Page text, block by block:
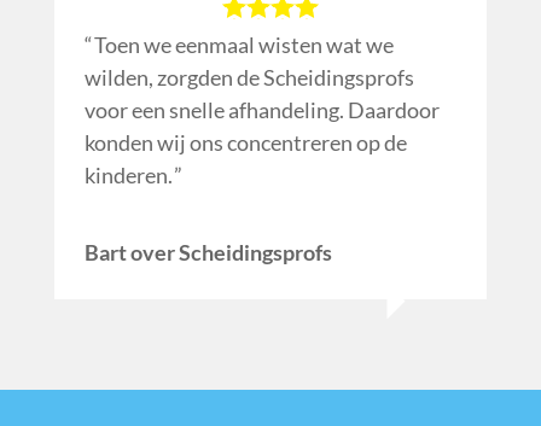
Toen we eenmaal wisten wat we
wilden, zorgden de Scheidingsprofs
voor een snelle afhandeling. Daardoor
konden wij ons concentreren op de
kinderen.
Bart over Scheidingsprofs